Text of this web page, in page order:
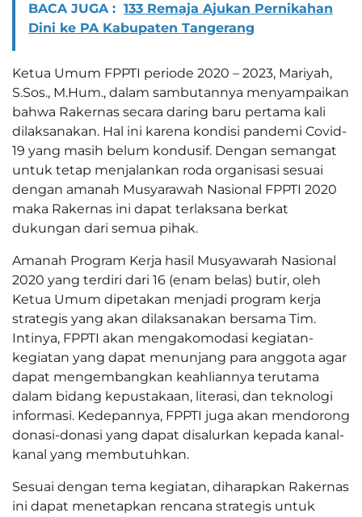
BACA JUGA : 133 Remaja Ajukan Pernikahan
Dini ke PA Kabupaten Tangerang
Ketua Umum FPPTI periode 2020 – 2023, Mariyah,
S.Sos., M.Hum., dalam sambutannya menyampaikan
bahwa Rakernas secara daring baru pertama kali
dilaksanakan. Hal ini karena kondisi pandemi Covid-
19 yang masih belum kondusif. Dengan semangat
untuk tetap menjalankan roda organisasi sesuai
dengan amanah Musyarawah Nasional FPPTI 2020
maka Rakernas ini dapat terlaksana berkat
dukungan dari semua pihak.
Amanah Program Kerja hasil Musyawarah Nasional
2020 yang terdiri dari 16 (enam belas) butir, oleh
Ketua Umum dipetakan menjadi program kerja
strategis yang akan dilaksanakan bersama Tim.
Intinya, FPPTI akan mengakomodasi kegiatan-
kegiatan yang dapat menunjang para anggota agar
dapat mengembangkan keahliannya terutama
dalam bidang kepustakaan, literasi, dan teknologi
informasi. Kedepannya, FPPTI juga akan mendorong
donasi-donasi yang dapat disalurkan kepada kanal-
kanal yang membutuhkan.
Sesuai dengan tema kegiatan, diharapkan Rakernas
ini dapat menetapkan rencana strategis untuk